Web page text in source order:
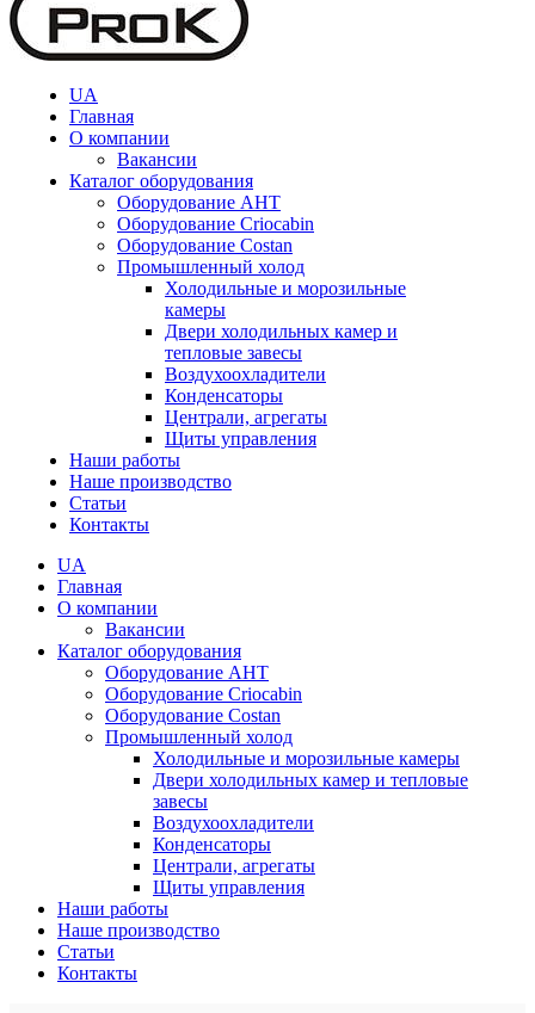
UA
Главная
О компании
Вакансии
Каталог оборудования
Оборудование AHT
Оборудование Criocabin
Оборудование Costan
Промышленный холод
Холодильные и морозильные
камеры
Двери холодильных камер и
тепловые завесы
Воздухоохладители
Конденсаторы
Централи, агрегаты
Щиты управления
Наши работы
Наше производство
Статьи
Контакты
UA
Главная
О компании
Вакансии
Каталог оборудования
Оборудование AHT
Оборудование Criocabin
Оборудование Costan
Промышленный холод
Холодильные и морозильные камеры
Двери холодильных камер и тепловые
завесы
Воздухоохладители
Конденсаторы
Централи, агрегаты
Щиты управления
Наши работы
Наше производство
Статьи
Контакты